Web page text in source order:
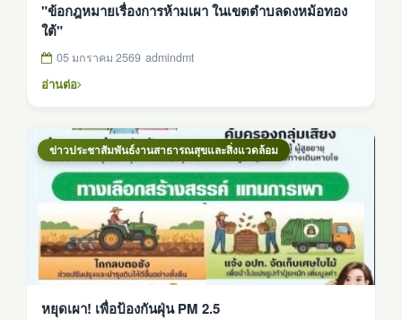
"ข้อกฎหมายเรื่องการห้ามเผา ในเขตตำบลดงหม้อทอง
ใต้"
05 มกราคม 2569 admindmt
อ่านต่อ
ข่าวประชาสัมพันธ์งานสาธารณสุขและสิ่งแวดล้อม
หยุดเผา! เพื่อป้องกันฝุ่น PM 2.5